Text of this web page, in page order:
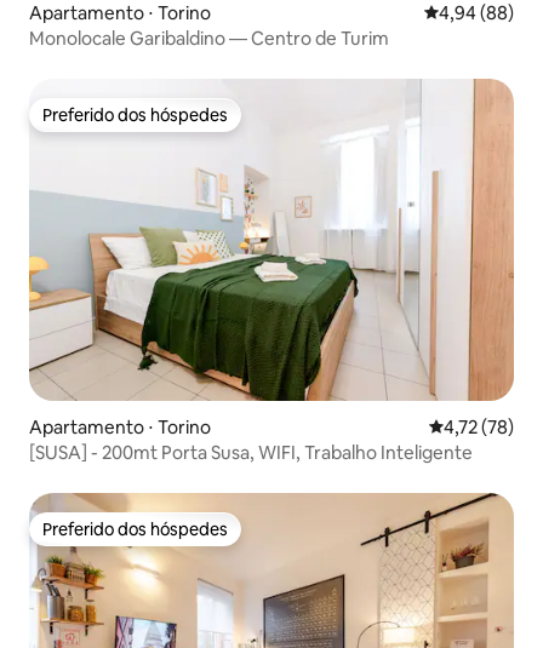
Apartamento ⋅ Torino 4,94 de uma
4,94 (88)
Monolocale Garibaldino — Centro de Turim
Preferido dos hóspedes
Preferido dos hóspedes
Apartamento ⋅ Torino 4,72 de uma
4,72 (78)
[SUSA] - 200mt Porta Susa, WIFI, Trabalho Inteligente
Preferido dos hóspedes
Preferido dos hóspedes